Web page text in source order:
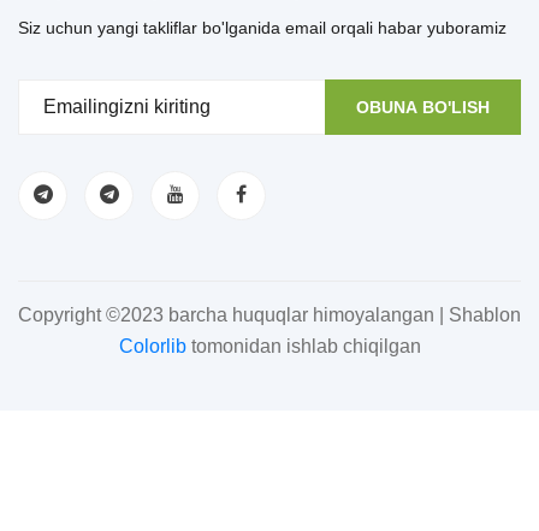
Siz uchun yangi takliflar bo'lganida email orqali habar yuboramiz
OBUNA BO'LISH
Copyright ©2023 barcha huquqlar himoyalangan | Shablon
Colorlibtomonidan ishlab chiqilgan